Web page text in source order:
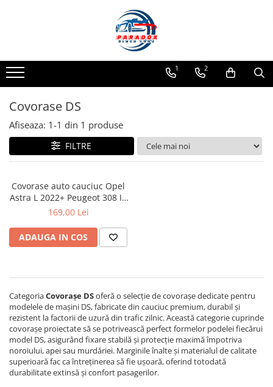
ACCESORII AUTO
Abtibild / Sticker Auto
Baby on Board
Limitare de viteza
Semn incepator
Accesorii Curatare Auto
Accesorii Sezon Rece
Accesorii Siguranta Auto
Brelocuri Auto Metalice Chei
Capace Prezoane
Carcase Chei Auto
Carcasa cheie Audi
Carcasa cheie Bmw
Carcasa cheie Dacia
1 2
Covorase DS
Afiseaza: 1-1 din 1 produse
FILTRE
Covorase auto cauciuc Opel
Astra L 2022+ Peugeot 308 III
si DS 4 II Frogum
169,00 Lei
ADAUGA IN COS
CategoriaCovorașe DSoferă o selecție de covorașe dedicate pentru
modelele de mașini DS, fabricate din cauciuc premium, durabil și
rezistent la factorii de uzură din trafic zilnic. Această categorie cuprinde
covorașe proiectate să se potrivească perfect formelor podelei fiecărui
model DS, asigurând fixare stabilă și protecție maximă împotriva
noroiului, apei sau murdăriei. Marginile înalte și materialul de calitate
superioară fac ca întreținerea să fie ușoară, oferind totodată
durabilitate extinsă și confort pasagerilor.